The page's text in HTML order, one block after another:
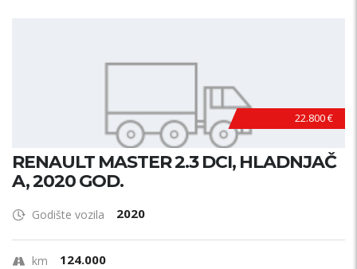
22.800 €
RENAULT MASTER 2.3 DCI, HLADNJAČ
A, 2020 GOD.
Godište vozila 2020
km 124.000